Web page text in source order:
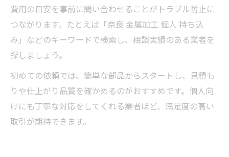
費用の目安を事前に問い合わせることがトラブル防止に
つながります。たとえば「奈良 金属加工 個人 持ち込
み」などのキーワードで検索し、相談実績のある業者を
探しましょう。
初めての依頼では、簡単な部品からスタートし、見積も
りや仕上がり品質を確かめるのがおすすめです。個人向
けにも丁寧な対応をしてくれる業者ほど、満足度の高い
取引が期待できます。